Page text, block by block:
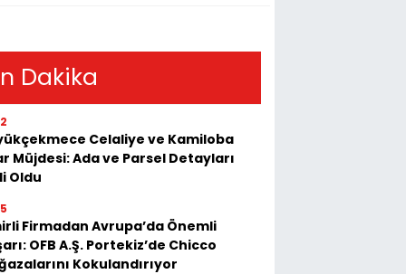
Dakika
Celaliye ve Kamiloba
Müjdesi: Ada ve Parsel Detayları
Oldu
Firmadan Avrupa’da Önemli
OFB A.Ş. Portekiz’de Chicco
Kokulandırıyor